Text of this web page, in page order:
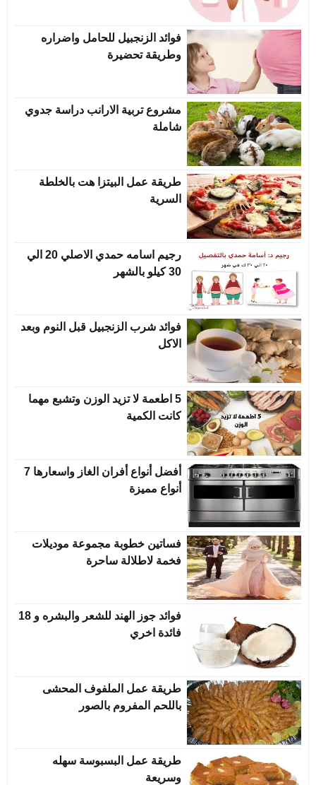
فوائد الزنجبيل للحامل واضراره
وطريقة تحضيرة
مشروع تربية الارانب دراسة جدوي
شاملة
طريقة عمل البيتزا هت بالخلطة
السرية
رجيم اسامه حمدي الاصلي 20 الي
30 كيلو بالشهر
فوائد شرب الزنجبيل قبل النوم وبعد
الاكل
5 اطعمة لا تزيد الوزن وتشبع مهما
كانت الكمية
أفضل أنواع أفران الغاز واسعارها 7
أنواع مميزة
فساتين خطوبة مجموعة موديلات
فخمة لاطلالة ساحرة
فوائد جوز الهند للشعر والبشره و 18
فائدة اخري
طريقة عمل الملفوف المحشى
باللحم المفروم بالصور
طريقة عمل البسبوسة سهله
وسريعة